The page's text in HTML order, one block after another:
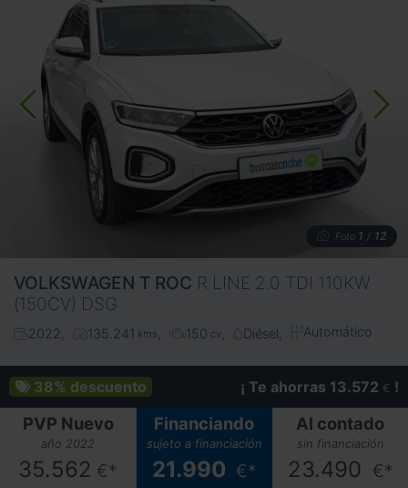
Foto 1 / 12
VOLKSWAGEN T ROC R LINE 2.0 TDI 110KW
(150CV) DSG
2022 135.241 kms 150 cv Diésel Automático
38% descuento ¡ Te ahorras 13.572 € !
PVP Nuevo
año 2022
35.562 €*
Financiando
sujeto a financiación
21.990 €*
Al contado
sin financiación
23.490 €*